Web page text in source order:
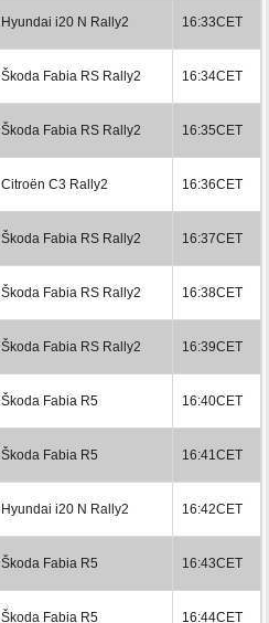
Hyundai i20 N Rally2 16:33CET
Škoda Fabia RS Rally2 16:34CET
Škoda Fabia RS Rally2 16:35CET
Citroën C3 Rally2 16:36CET
Škoda Fabia RS Rally2 16:37CET
Škoda Fabia RS Rally2 16:38CET
Škoda Fabia RS Rally2 16:39CET
Škoda Fabia R5 16:40CET
Škoda Fabia R5 16:41CET
Hyundai i20 N Rally2 16:42CET
Škoda Fabia R5 16:43CET
Škoda Fabia R5 16:44CET